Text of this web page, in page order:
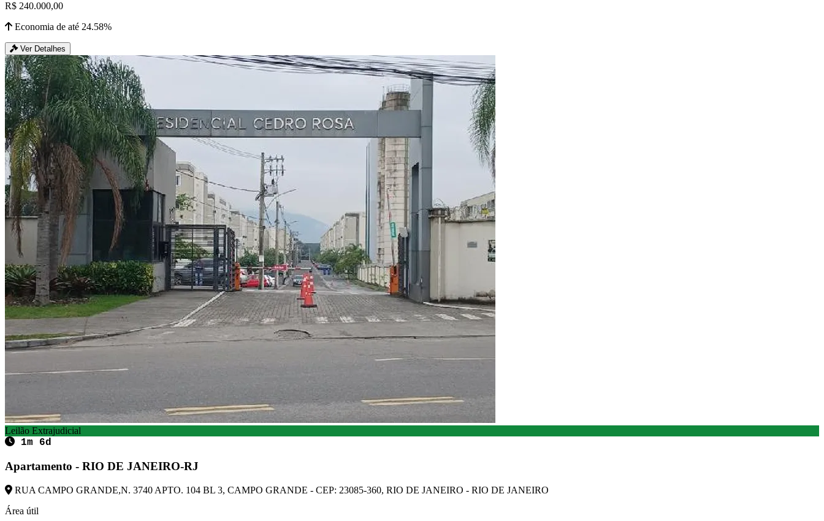
R$ 240.000,00
Economia de até 24.58%
Ver Detalhes
Leilão Extrajudicial
1m 6d
Apartamento - RIO DE JANEIRO-RJ
RUA CAMPO GRANDE,N. 3740 APTO. 104 BL 3, CAMPO GRANDE - CEP: 23085-360, RIO DE JANEIRO - RIO DE JANEIRO
Área útil